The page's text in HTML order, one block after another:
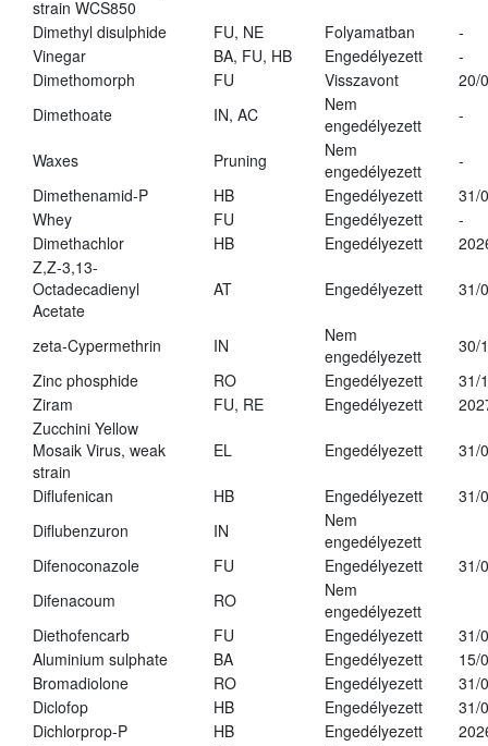
strain WCS850
Dimethyl disulphide FU, NE Folyamatban
-
Vinegar
BA, FU, HB Engedélyezett
-
Dimethomorph
FU Visszavont
20/
Dimethoate
IN, AC
Nem
engedélyezett
-
Waxes Pruning
Nem
engedélyezett
-
Dimethenamid-P
HB Engedélyezett
31/
Whey
FU Engedélyezett
-
Dimethachlor
HB Engedélyezett
Z,Z-3,13-
Octadecadienyl
Acetate
AT Engedélyezett 31/
zeta-Cypermethrin IN
Nem
engedélyezett
30/
Zinc phosphide
RO Engedélyezett
31/
Ziram
FU, RE Engedélyezett
Zucchini Yellow
Mosaik Virus, weak
strain
EL Engedélyezett 31/
Diflufenican HB Engedélyezett
31/
Diflubenzuron
IN
Nem
engedélyezett
Difenoconazole
FU Engedélyezett
31/
Difenacoum
RO
Nem
engedélyezett
Diethofencarb
FU Engedélyezett
31/
Aluminium sulphate
BA Engedélyezett
15/
Bromadiolone
RO Engedélyezett
31/
Diclofop
HB Engedélyezett
31/
Dichlorprop-P
HB Engedélyezett